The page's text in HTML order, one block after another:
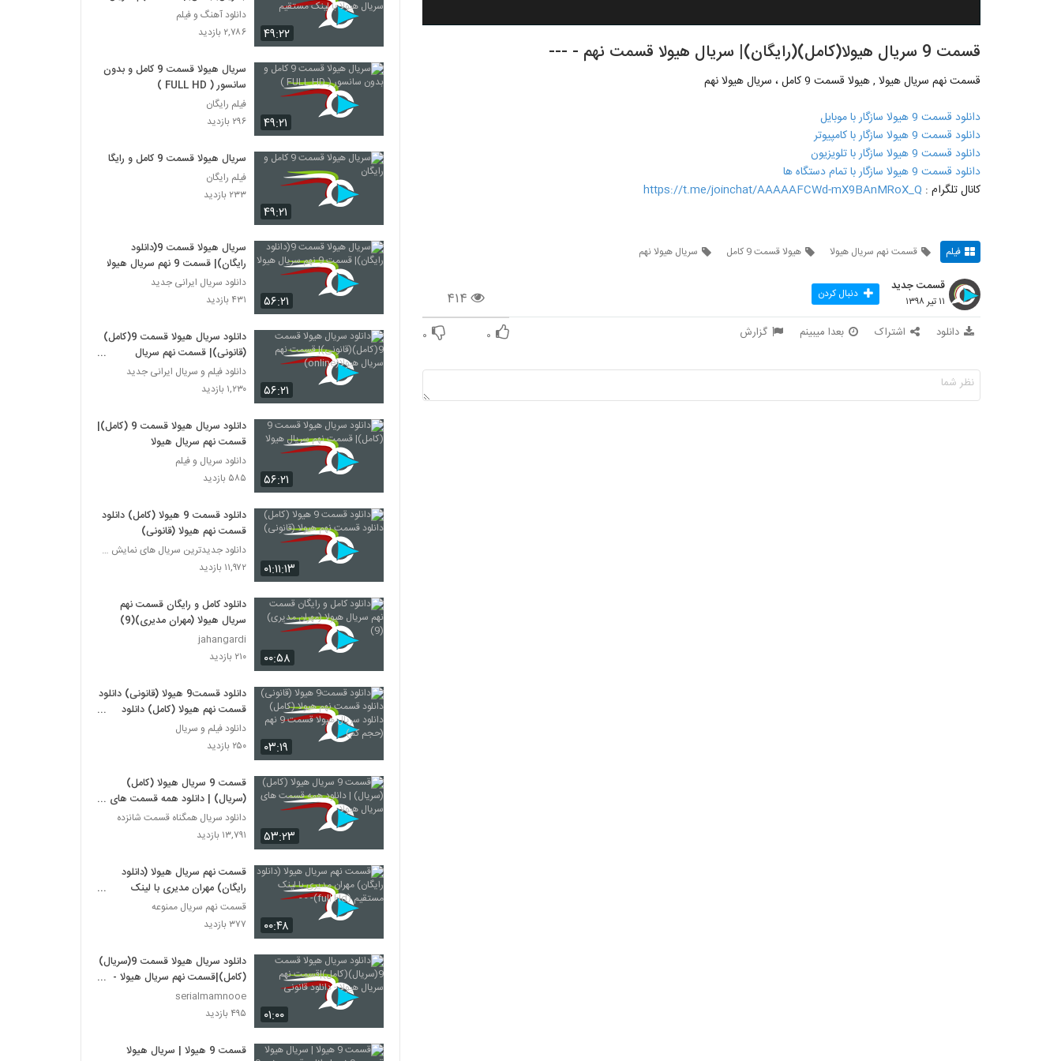
قسمت 9 سریال هیولا(کامل)(رایگان)| سریال هیولا قسمت نهم - ---
قسمت نهم سریال هیولا , هیولا قسمت 9 کامل ، سریال هیولا نهم
دانلود قسمت 9 هیولا سازگار با موبایل
دانلود قسمت 9 هیولا سازگار با کامپیوتر
دانلود قسمت 9 هیولا سازگار با تلویزیون
دانلود قسمت 9 هیولا سازگار با تمام دستگاه ها
کانال تلگرام : https://t.me/joinchat/AAAAAFCWd-mX9BAnMRoX_Q
فیلم قسمت نهم سریال هیولا هیولا قسمت 9 کامل سریال هیولا نهم
۴۱۴
قسمت جدید
۱۱ تیر ۱۳۹۸ دنبال کردن
دانلود اشتراک بعدا میبینم گزارش ۰ ۰
۴۹:۲۲
هیولا با لینک مستقیم
دانلود آهنگ و فیلم
۲,۷۸۶ بازدید
۴۹:۲۱
سریال هیولا قسمت 9 کامل و بدون
سانسور ( FULL HD )
فیلم رایگان
۲۹۶ بازدید
۴۹:۲۱
سریال هیولا قسمت 9 کامل و رایگان
فیلم رایگان
۲۳۳ بازدید
۵۶:۲۱
سریال هیولا قسمت 9(دانلود
رایگان)| قسمت 9 نهم سریال هیولا
دانلود سریال ایرانی جدید
۴۳۱ بازدید
۵۶:۲۱
دانلود سریال هیولا قسمت 9(کامل)
(قانونی)| قسمت نهم سریال
هیولا(online)
دانلود فیلم و سریال ایرانی جدید
۱,۲۳۰ بازدید
۵۶:۲۱
دانلود سریال هیولا قسمت 9 (کامل)|
قسمت نهم سریال هیولا
دانلود سریال و فیلم
۵۸۵ بازدید
۰۱:۱۱:۱۳
دانلود قسمت 9 هیولا (کامل) دانلود
قسمت نهم هیولا (قانونی)
دانلود جدیدترین سریال های نمایش خانگی
۱۱,۹۷۲ بازدید
۰۰:۵۸
دانلود کامل و رایگان قسمت نهم
سریال هیولا (مهران مدیری)(9)
jahangardi
۲۱۰ بازدید
۰۳:۱۹
دانلود قسمت9 هیولا (قانونی) دانلود
قسمت نهم هیولا (کامل) دانلود
سریال هیولا قسمت 9 نهم (حجم کم)
دانلود فیلم و سریال
۲۵۰ بازدید
۵۳:۲۳
قسمت 9 سریال هیولا (کامل)
(سریال) | دانلود همه قسمت های
سریال هیولا
دانلود سریال همگناه قسمت شانزده
۱۳,۷۹۱ بازدید
۰۰:۴۸
قسمت نهم سریال هیولا (دانلود
رایگان) مهران مدیری با لینک
مستقیم (full Hd)- - -
قسمت نهم سریال ممنوعه
۳۷۷ بازدید
۰۱:۰۰
دانلود سریال هیولا قسمت 9(سریال)
(کامل)|قسمت نهم سریال هیولا -
دانلود قانونی
serialmamnooe
۴۹۵ بازدید
قسمت 9 هیولا | سریال هیولا